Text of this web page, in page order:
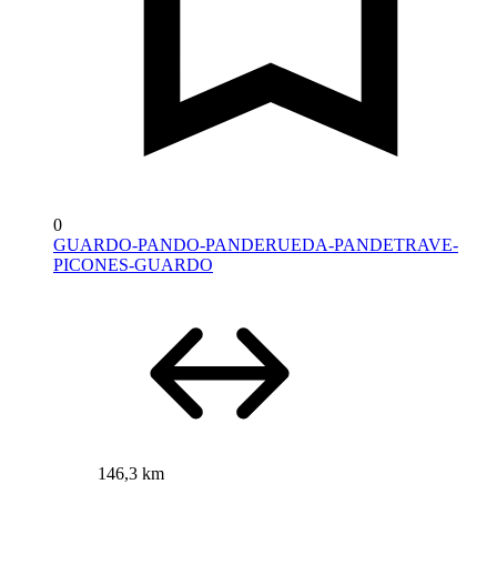
0
GUARDO-PANDO-PANDERUEDA-PANDETRAVE-
PICONES-GUARDO
146,3 km